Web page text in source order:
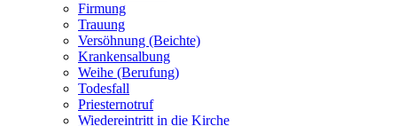
Firmung
Trauung
Versöhnung (Beichte)
Krankensalbung
Weihe (Berufung)
Todesfall
Priesternotruf
Wiedereintritt in die Kirche